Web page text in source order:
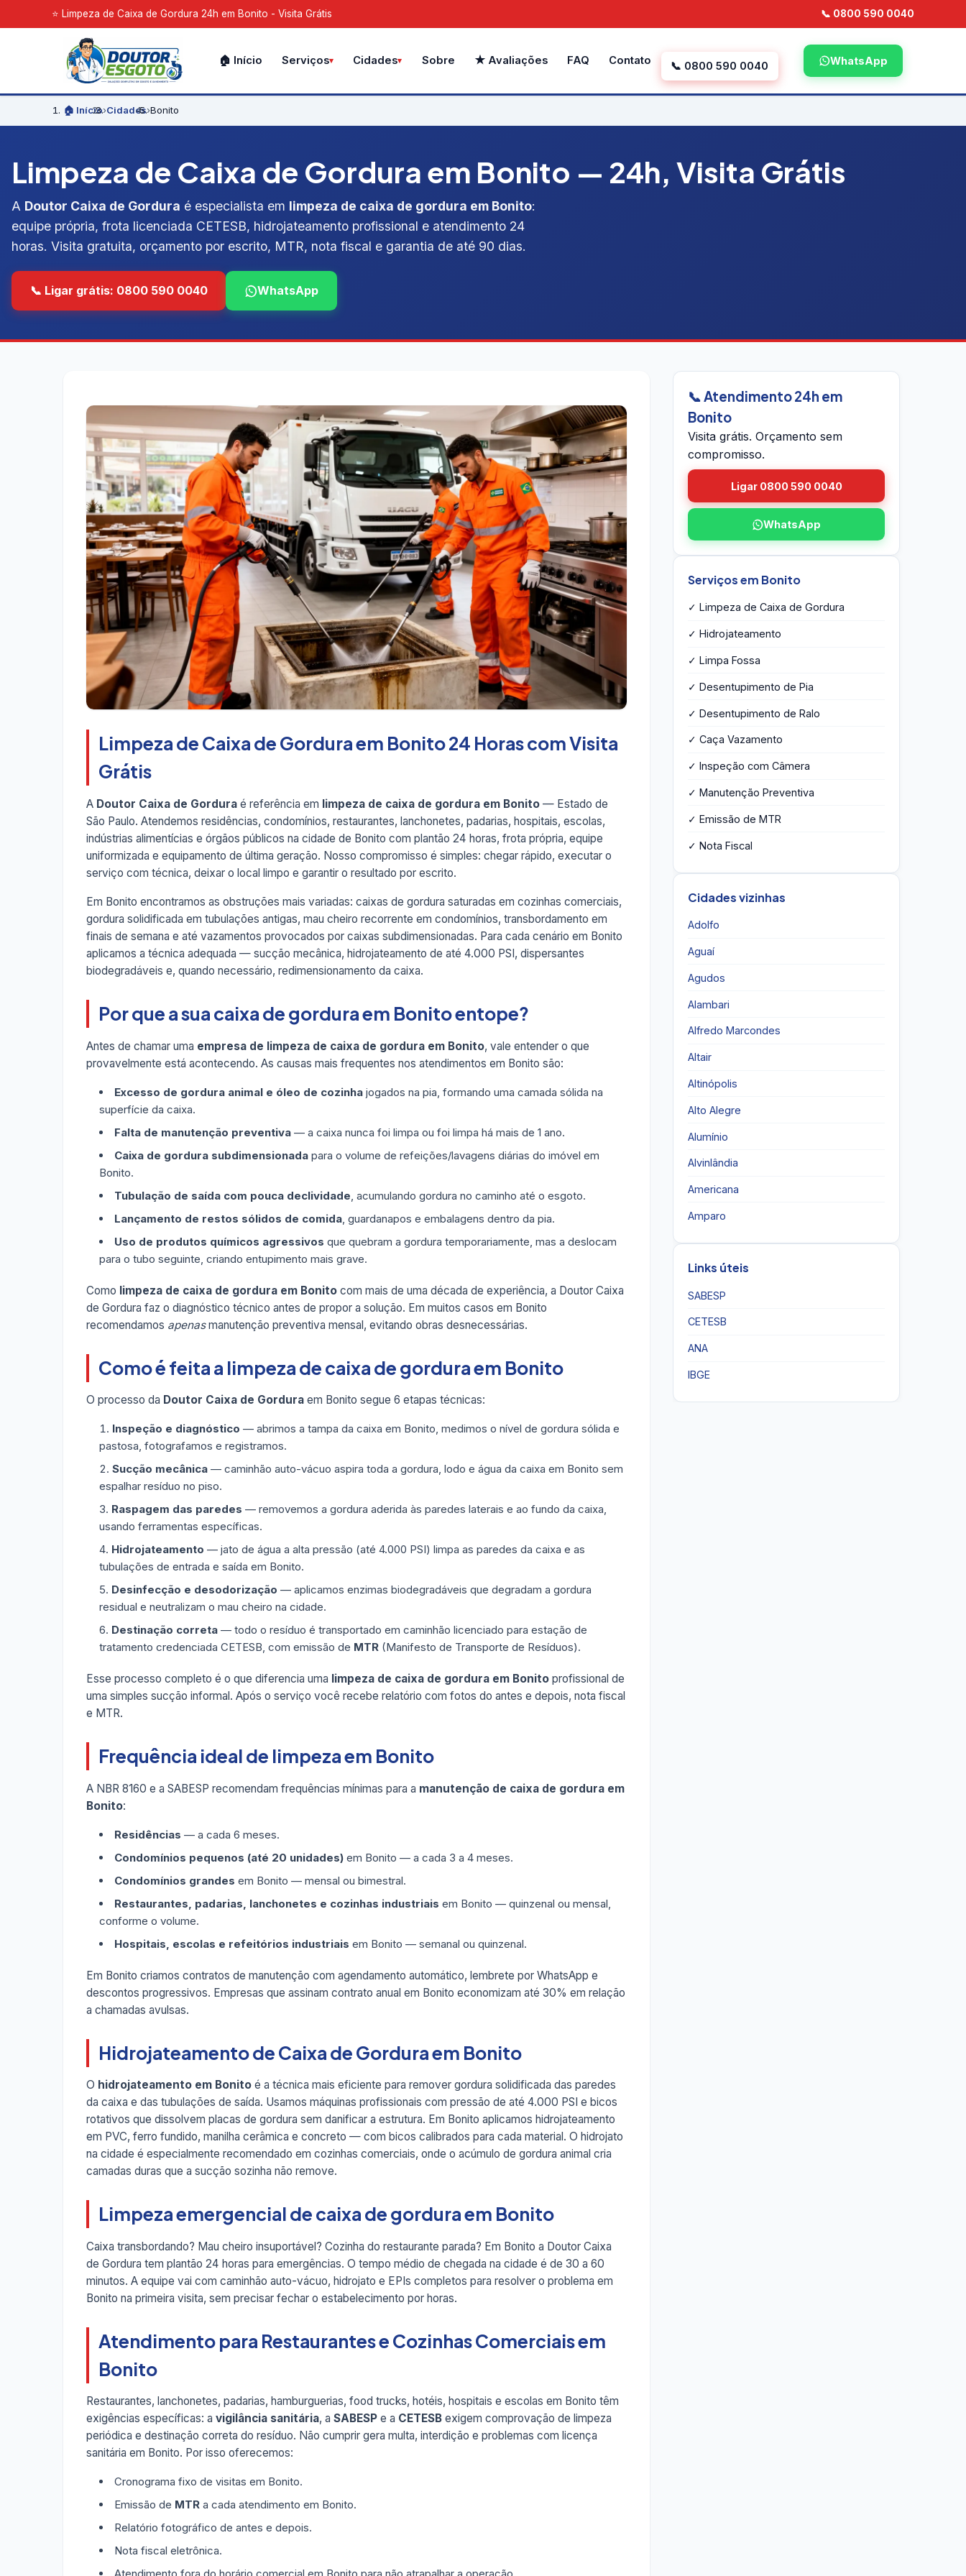
⭐ Limpeza de Caixa de Gordura 24h em Bonito - Visita Grátis 📞 0800 590 0040
🏠 Início Serviços Cidades Sobre ★ Avaliações FAQ Contato 📞 0800 590 0040 WhatsApp
🏠 Início›Cidades›Bonito
Limpeza de Caixa de Gordura em Bonito — 24h, Visita Grátis
A Doutor Caixa de Gordura é especialista em limpeza de caixa de gordura em Bonito:
equipe própria, frota licenciada CETESB, hidrojateamento profissional e atendimento 24
horas. Visita gratuita, orçamento por escrito, MTR, nota fiscal e garantia de até 90 dias.
📞 Ligar grátis: 0800 590 0040 WhatsApp
Limpeza de Caixa de Gordura em Bonito 24 Horas com Visita
Grátis
A Doutor Caixa de Gordura é referência em limpeza de caixa de gordura em Bonito — Estado de
São Paulo. Atendemos residências, condomínios, restaurantes, lanchonetes, padarias, hospitais, escolas,
indústrias alimentícias e órgãos públicos na cidade de Bonito com plantão 24 horas, frota própria, equipe
uniformizada e equipamento de última geração. Nosso compromisso é simples: chegar rápido, executar o
serviço com técnica, deixar o local limpo e garantir o resultado por escrito.
Em Bonito encontramos as obstruções mais variadas: caixas de gordura saturadas em cozinhas comerciais,
gordura solidificada em tubulações antigas, mau cheiro recorrente em condomínios, transbordamento em
finais de semana e até vazamentos provocados por caixas subdimensionadas. Para cada cenário em Bonito
aplicamos a técnica adequada — sucção mecânica, hidrojateamento de até 4.000 PSI, dispersantes
biodegradáveis e, quando necessário, redimensionamento da caixa.
Por que a sua caixa de gordura em Bonito entope?
Antes de chamar uma empresa de limpeza de caixa de gordura em Bonito, vale entender o que
provavelmente está acontecendo. As causas mais frequentes nos atendimentos em Bonito são:
Excesso de gordura animal e óleo de cozinhajogados na pia, formando uma camada sólida na
superfície da caixa.
Falta de manutenção preventiva— a caixa nunca foi limpa ou foi limpa há mais de 1 ano.
Caixa de gordura subdimensionadapara o volume de refeições/lavagens diárias do imóvel em
Bonito.
Tubulação de saída com pouca declividade , acumulando gordura no caminho até o esgoto.
Lançamento de restos sólidos de comida, guardanapos e embalagens dentro da pia.
Uso de produtos químicos agressivos que quebram a gordura temporariamente, mas a deslocam
para o tubo seguinte, criando entupimento mais grave.
Como limpeza de caixa de gordura em Bonito com mais de uma década de experiência, a Doutor Caixa
de Gordura faz o diagnóstico técnico antes de propor a solução. Em muitos casos em Bonito
recomendamos apenasmanutenção preventiva mensal, evitando obras desnecessárias.
Como é feita a limpeza de caixa de gordura em Bonito
O processo da Doutor Caixa de Gordura em Bonito segue 6 etapas técnicas:
Inspeção e diagnóstico — abrimos a tampa da caixa em Bonito, medimos o nível de gordura sólida e
pastosa, fotografamos e registramos.
Sucção mecânica— caminhão auto-vácuo aspira toda a gordura, lodo e água da caixa em Bonito sem
espalhar resíduo no piso.
Raspagem das paredes — removemos a gordura aderida às paredes laterais e ao fundo da caixa,
usando ferramentas específicas.
Hidrojateamento — jato de água a alta pressão (até 4.000 PSI) limpa as paredes da caixa e as
tubulações de entrada e saída em Bonito.
Desinfecção e desodorização — aplicamos enzimas biodegradáveis que degradam a gordura
residual e neutralizam o mau cheiro na cidade.
Destinação correta— todo o resíduo é transportado em caminhão licenciado para estação de
tratamento credenciada CETESB, com emissão de MTR(Manifesto de Transporte de Resíduos).
Esse processo completo é o que diferencia uma limpeza de caixa de gordura em Bonito profissional de
uma simples sucção informal. Após o serviço você recebe relatório com fotos do antes e depois, nota fiscal
e MTR.
Frequência ideal de limpeza em Bonito
A NBR 8160 e a SABESP recomendam frequências mínimas para a manutenção de caixa de gordura em
Bonito:
Residências — a cada 6 meses.
Condomínios pequenos (até 20 unidades)em Bonito — a cada 3 a 4 meses.
Condomínios grandes em Bonito — mensal ou bimestral.
Restaurantes, padarias, lanchonetes e cozinhas industriais em Bonito — quinzenal ou mensal,
conforme o volume.
Hospitais, escolas e refeitórios industriais em Bonito — semanal ou quinzenal.
Em Bonito criamos contratos de manutenção com agendamento automático, lembrete por WhatsApp e
descontos progressivos. Empresas que assinam contrato anual em Bonito economizam até 30% em relação
a chamadas avulsas.
Hidrojateamento de Caixa de Gordura em Bonito
O hidrojateamento em Bonito é a técnica mais eficiente para remover gordura solidificada das paredes
da caixa e das tubulações de saída. Usamos máquinas profissionais com pressão de até 4.000 PSI e bicos
rotativos que dissolvem placas de gordura sem danificar a estrutura. Em Bonito aplicamos hidrojateamento
em PVC, ferro fundido, manilha cerâmica e concreto — com bicos calibrados para cada material. O hidrojato
na cidade é especialmente recomendado em cozinhas comerciais, onde o acúmulo de gordura animal cria
camadas duras que a sucção sozinha não remove.
Limpeza emergencial de caixa de gordura em Bonito
Caixa transbordando? Mau cheiro insuportável? Cozinha do restaurante parada? Em Bonito a Doutor Caixa
de Gordura tem plantão 24 horas para emergências. O tempo médio de chegada na cidade é de 30 a 60
minutos. A equipe vai com caminhão auto-vácuo, hidrojato e EPIs completos para resolver o problema em
Bonito na primeira visita, sem precisar fechar o estabelecimento por horas.
Atendimento para Restaurantes e Cozinhas Comerciais em
Bonito
Restaurantes, lanchonetes, padarias, hamburguerias, food trucks, hotéis, hospitais e escolas em Bonito têm
exigências específicas: a vigilância sanitária, a SABESP e a CETESB exigem comprovação de limpeza
periódica e destinação correta do resíduo. Não cumprir gera multa, interdição e problemas com licença
sanitária em Bonito. Por isso oferecemos:
Cronograma fixo de visitas em Bonito.
Emissão de MTRa cada atendimento em Bonito.
Relatório fotográfico de antes e depois.
Nota fiscal eletrônica.
📞 Atendimento 24h em
Bonito
Visita grátis. Orçamento sem
compromisso.
Ligar 0800 590 0040
WhatsApp
Serviços em Bonito
✓ Limpeza de Caixa de Gordura
✓ Hidrojateamento
✓ Limpa Fossa
✓ Desentupimento de Pia
✓ Desentupimento de Ralo
✓ Caça Vazamento
✓ Inspeção com Câmera
✓ Manutenção Preventiva
✓ Emissão de MTR
✓ Nota Fiscal
Cidades vizinhas
Adolfo
Aguaí
Agudos
Alambari
Alfredo Marcondes
Altair
Altinópolis
Alto Alegre
Alumínio
Alvinlândia
Americana
Amparo
Links úteis
SABESP
CETESB
ANA
IBGE